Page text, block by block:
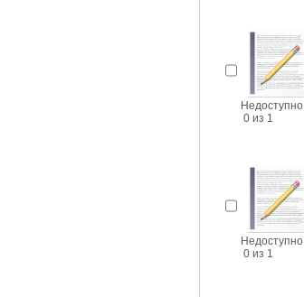
Недоступно
0 из 1
Недоступно
0 из 1